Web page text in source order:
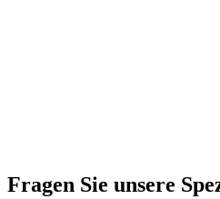
Fragen Sie unsere